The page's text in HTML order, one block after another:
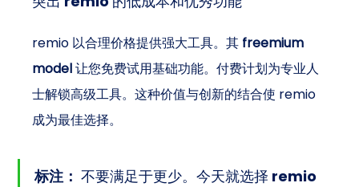
remio 以合理价格提供强大工具。其 freemium
model 让您免费试用基础功能。付费计划为专业人
士解锁高级工具。这种价值与创新的结合使 remio
成为最佳选择。
标注： 不要满足于更少。今天就选择 remio